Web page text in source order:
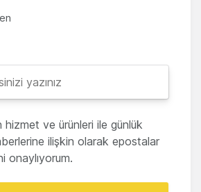
hizmet ve ürünleri ile günlük
ilişkin olarak epostalar
onaylıyorum.